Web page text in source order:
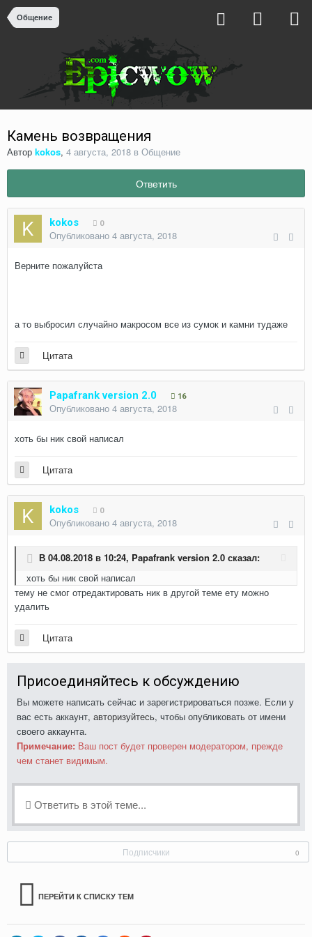
Общение
Камень возвращения
Автор kokos, 4 августа, 2018 в Общение
Ответить
kokos 0
Опубликовано 4 августа, 2018
Верните пожалуйста
а то выбросил случайно макросом все из сумок и камни тудаже
Цитата
Papafrank version 2.0 16
Опубликовано 4 августа, 2018
хоть бы ник свой написал
Цитата
kokos 0
Опубликовано 4 августа, 2018
В 04.08.2018 в 10:24, Papafrank version 2.0 сказал:
хоть бы ник свой написал
тему не смог отредактировать ник в другой теме ету можно
удалить
Цитата
Присоединяйтесь к обсуждению
Вы можете написать сейчас и зарегистрироваться позже. Если у
вас есть аккаунт, авторизуйтесь, чтобы опубликовать от имени
своего аккаунта.
Примечание: Ваш пост будет проверен модератором, прежде
чем станет видимым.
Ответить в этой теме...
Подписчики 0
ПЕРЕЙТИ К СПИСКУ ТЕМ